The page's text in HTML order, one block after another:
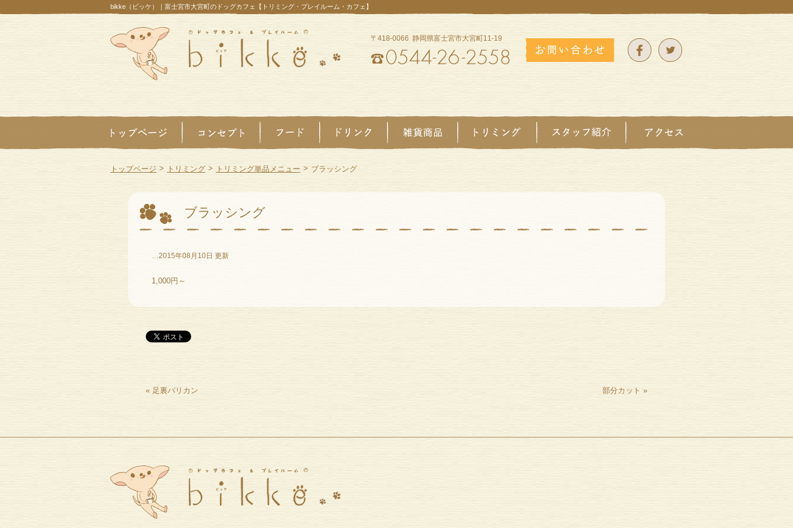
bikke（ビッケ）｜富士宮市大宮町のドッグカフェ【トリミング・プレイルーム・カフェ】
〒418-0066 静岡県富士宮市大宮町11-19
トップページ > トリミング > トリミング単品メニュー > ブラッシング
ブラッシング
…2015年08月10日 更新
1,000円～
« 足裏バリカン 部分カット »